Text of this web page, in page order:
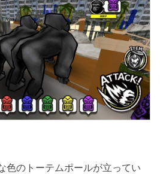
色のトーテムポールが立ってい